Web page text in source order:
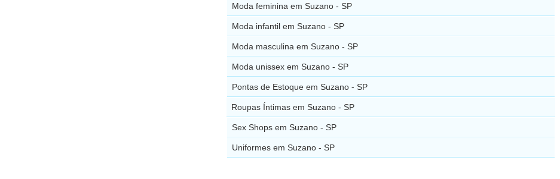
Moda feminina em Suzano - SP
Moda infantil em Suzano - SP
Moda masculina em Suzano - SP
Moda unissex em Suzano - SP
Pontas de Estoque em Suzano - SP
Roupas Íntimas em Suzano - SP
Sex Shops em Suzano - SP
Uniformes em Suzano - SP